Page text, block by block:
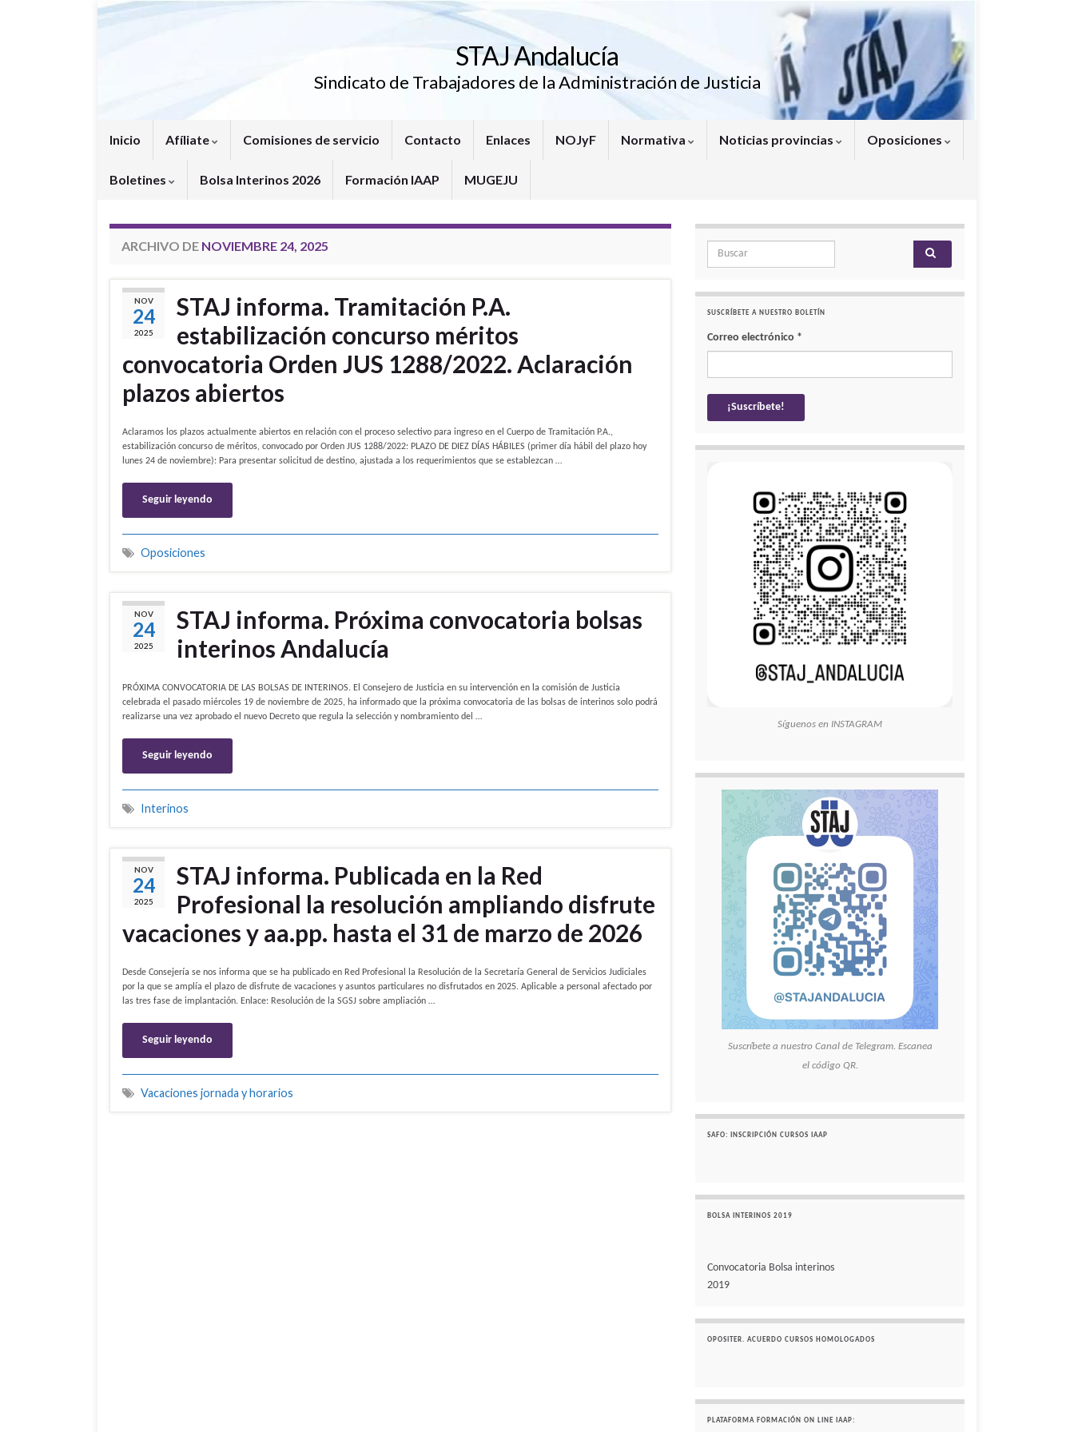
STAJ Andalucía
Sindicato de Trabajadores de la Administración de Justicia
Inicio Afíliate Comisiones de servicio Contacto Enlaces NOJyF Normativa Noticias provincias Oposiciones
Boletines Bolsa Interinos 2026 Formación IAAP MUGEJU
ARCHIVO DE NOVIEMBRE 24, 2025
NOV
24
2025
STAJ informa. Tramitación P.A.
estabilización concurso méritos
convocatoria Orden JUS 1288/2022. Aclaración
plazos abiertos
Aclaramos los plazos actualmente abiertos en relación con el proceso selectivo para ingreso en el Cuerpo de Tramitación P.A.,
estabilización concurso de méritos, convocado por Orden JUS 1288/2022: PLAZO DE DIEZ DÍAS HÁBILES (primer día hábil del plazo hoy
lunes 24 de noviembre): Para presentar solicitud de destino, ajustada a los requerimientos que se establezcan …
Seguir leyendo
Oposiciones
NOV
24
2025
STAJ informa. Próxima convocatoria bolsas
interinos Andalucía
PRÓXIMA CONVOCATORIA DE LAS BOLSAS DE INTERINOS. El Consejero de Justicia en su intervención en la comisión de Justicia
celebrada el pasado miércoles 19 de noviembre de 2025, ha informado que la próxima convocatoria de las bolsas de interinos solo podrá
realizarse una vez aprobado el nuevo Decreto que regula la selección y nombramiento del …
Seguir leyendo
Interinos
NOV
24
2025
STAJ informa. Publicada en la Red
Profesional la resolución ampliando disfrute
vacaciones y aa.pp. hasta el 31 de marzo de 2026
Desde Consejería se nos informa que se ha publicado en Red Profesional la Resolución de la Secretaría General de Servicios Judiciales
por la que se amplía el plazo de disfrute de vacaciones y asuntos particulares no disfrutados en 2025. Aplicable a personal afectado por
las tres fase de implantación. Enlace: Resolución de la SGSJ sobre ampliación …
Seguir leyendo
Vacaciones jornada y horarios
Search for:
SUSCRÍBETE A NUESTRO BOLETÍN
Correo electrónico *
Síguenos en INSTAGRAM
Suscríbete a nuestro Canal de Telegram. Escanea
el código QR.
SAFO: INSCRIPCIÓN CURSOS IAAP
BOLSA INTERINOS 2019
Convocatoria Bolsa interinos
2019
OPOSITER. ACUERDO CURSOS HOMOLOGADOS
PLATAFORMA FORMACIÓN ON LINE IAAP: